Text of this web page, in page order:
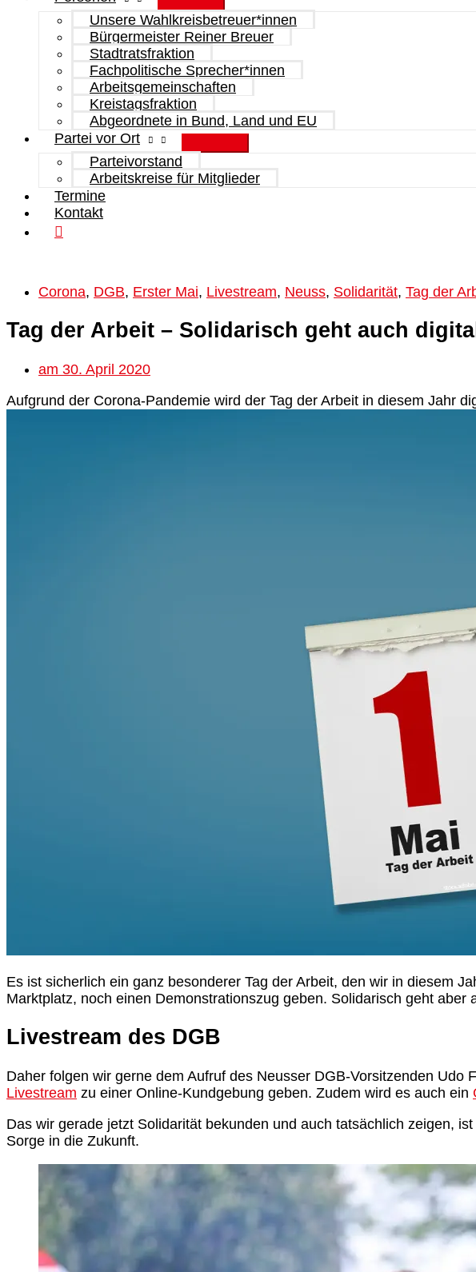
Unsere Wahlkreisbetreuer*innen
Bürgermeister Reiner Breuer
Stadtratsfraktion
Fachpolitische Sprecher*innen
Arbeitsgemeinschaften
Kreistagsfraktion
Abgeordnete in Bund, Land und EU
Partei vor Ort
Parteivorstand
Arbeitskreise für Mitglieder
Termine
Kontakt
Corona, DGB, Erster Mai, Livestream, Neuss, Solidarität, Tag der
Tag der Arbeit – Solidarisch geht auch digital
am 30. April 2020
Aufgrund der Corona-Pandemie wird der Tag der Arbeit in diesem Jahr
Es ist sicherlich ein ganz besonderer Tag der Arbeit, den wir in diesem
Marktplatz, noch einen Demonstrationszug geben. Solidarisch geht aber
Livestream des DGB
Daher folgen wir gerne dem Aufruf des Neusser DGB-Vorsitzenden
Livestream zu einer Online-Kundgebung geben. Zudem wird es auch ein
Das wir gerade jetzt Solidarität bekunden und auch tatsächlich zeigen,
Sorge in die Zukunft.